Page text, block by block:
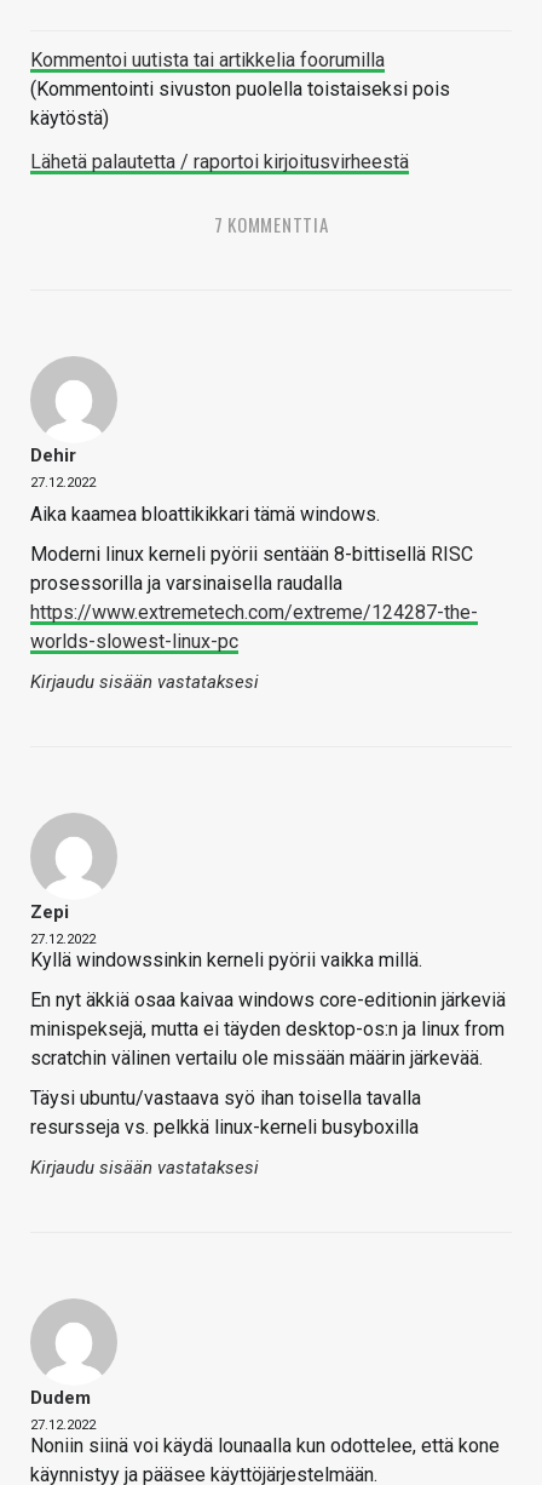
Kommentoi uutista tai artikkelia foorumilla
(Kommentointi sivuston puolella toistaiseksi pois
käytöstä)
Lähetä palautetta / raportoi kirjoitusvirheestä
7 KOMMENTTIA
Dehir
27.12.2022
Aika kaamea bloattikikkari tämä windows.
Moderni linux kerneli pyörii sentään 8-bittisellä RISC
prosessorilla ja varsinaisella raudalla
https://www.extremetech.com/extreme/124287-the-
worlds-slowest-linux-pc
Kirjaudu sisään vastataksesi
Zepi
27.12.2022
Kyllä windowssinkin kerneli pyörii vaikka millä.
En nyt äkkiä osaa kaivaa windows core-editionin järkeviä
minispeksejä, mutta ei täyden desktop-os:n ja linux from
scratchin välinen vertailu ole missään määrin järkevää.
Täysi ubuntu/vastaava syö ihan toisella tavalla
resursseja vs. pelkkä linux-kerneli busyboxilla
Kirjaudu sisään vastataksesi
Dudem
27.12.2022
Noniin siinä voi käydä lounaalla kun odottelee, että kone
käynnistyy ja pääsee käyttöjärjestelmään.